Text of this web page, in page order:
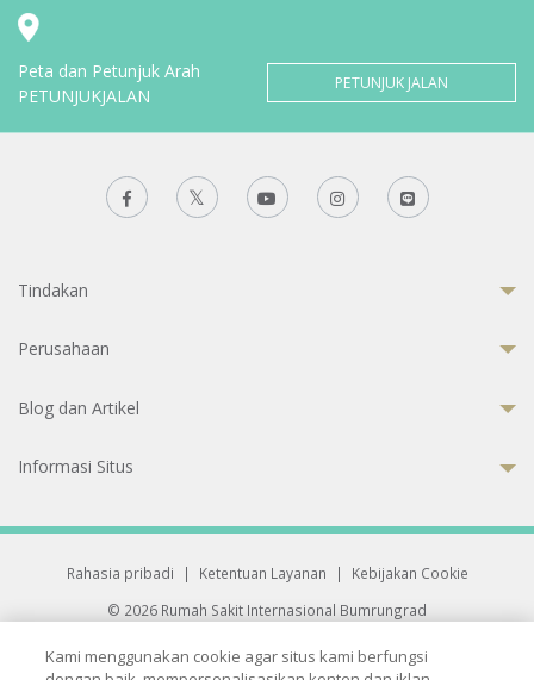
Peta dan Petunjuk Arah
PETUNJUKJALAN
PETUNJUK JALAN
Tindakan
Perusahaan
Blog dan Artikel
Informasi Situs
Rahasia pribadi | Ketentuan Layanan |
Kebijakan Cookie
© 2026 Rumah Sakit Internasional Bumrungrad
33 Sukhumvit 3, Wattana, Bangkok 10110 Thailand.
Kami menggunakan cookie agar situs kami berfungsi